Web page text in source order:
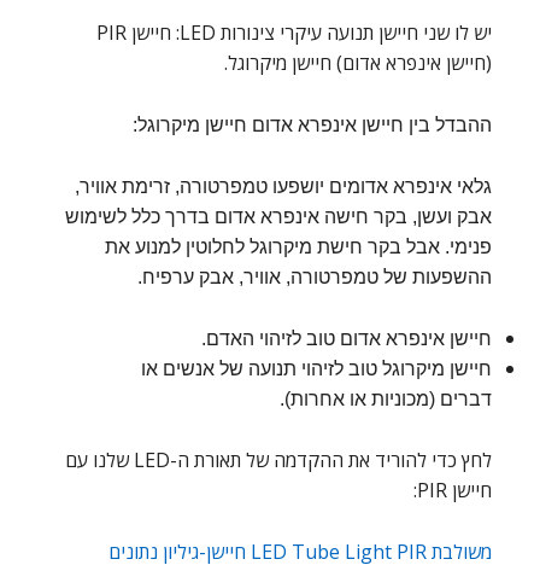
יש לו שני חיישן תנועה עיקרי צינורות LED: חיישן PIR
(חיישן אינפרא אדום) חיישן מיקרוגל.
ההבדל בין חיישן אינפרא אדום חיישן מיקרוגל:
גלאי אינפרא אדומים יושפעו טמפרטורה, זרימת אוויר,
אבק ועשן, בקר חישה אינפרא אדום בדרך כלל לשימוש
פנימי. אבל בקר חישת מיקרוגל לחלוטין למנוע את
ההשפעות של טמפרטורה, אוויר, אבק ערפיח.
חיישן אינפרא אדום טוב לזיהוי האדם.
חיישן מיקרוגל טוב לזיהוי תנועה של אנשים או
דברים (מכוניות או אחרות).
לחץ כדי להוריד את ההקדמה של תאורת ה-LED שלנו עם
חיישן PIR:
משולבת LED Tube Light PIR חיישן-גיליון נתונים